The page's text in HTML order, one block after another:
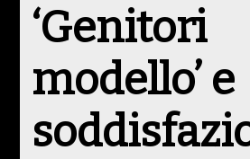
‘Genitori
modello’ e